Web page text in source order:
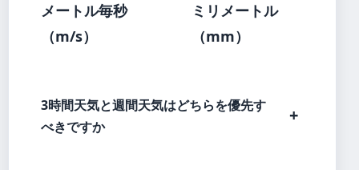
メートル毎秒
（m/s）
ミリメートル
（mm）
3時間天気と週間天気はどちらを優先す
べきですか